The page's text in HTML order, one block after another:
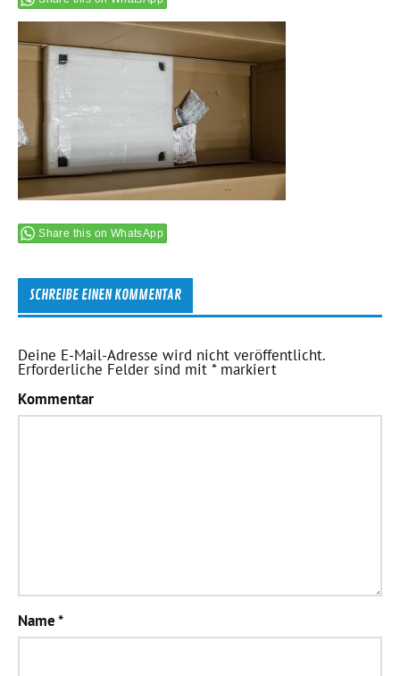
Share this on WhatsApp
SCHREIBE EINEN KOMMENTAR
Deine E-Mail-Adresse wird nicht veröffentlicht.
Erforderliche Felder sind mit*markiert
Kommentar
Name*